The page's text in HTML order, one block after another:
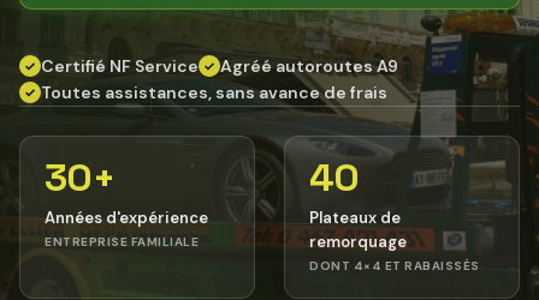
✓ Certifié NF Service ✓ Agréé autoroutes A9
✓ Toutes assistances, sans avance de frais
30+
Années d'expérience
ENTREPRISE FAMILIALE
40
Plateaux de
remorquage
DONT 4×4 ET RABAISSÉS